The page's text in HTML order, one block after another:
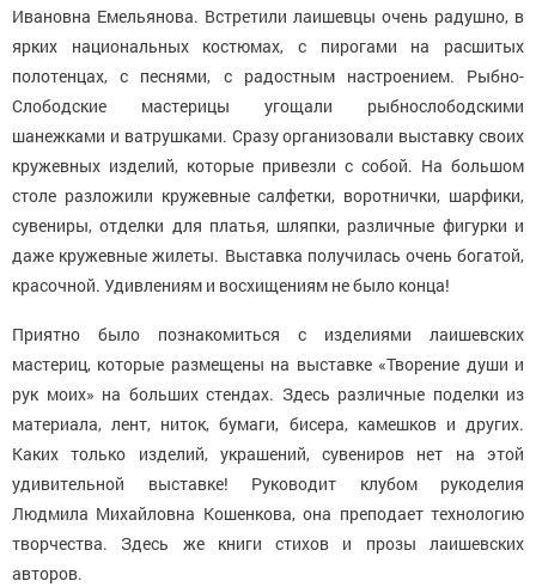
Ивановна Емельянова. Встретили лаишевцы очень радушно, в
ярких национальных костюмах, с пирогами на расшитых
полотенцах, с песнями, с радостным настроением. Рыбно-
Слободские мастерицы угощали рыбнослободскими
шанежками и ватрушками. Сразу организовали выставку своих
кружевных изделий, которые привезли с собой. На большом
столе разложили кружевные салфетки, воротнички, шарфики,
сувениры, отделки для платья, шляпки, различные фигурки и
даже кружевные жилеты. Выставка получилась очень богатой,
красочной. Удивлениям и восхищениям не было конца!
Приятно было познакомиться с изделиями лаишевских
мастериц, которые размещены на выставке «Творение души и
рук моих» на больших стендах. Здесь различные поделки из
материала, лент, ниток, бумаги, бисера, камешков и других.
Каких только изделий, украшений, сувениров нет на этой
удивительной выставке! Руководит клубом рукоделия
Людмила Михайловна Кошенкова, она преподает технологию
творчества. Здесь же книги стихов и прозы лаишевских
авторов.